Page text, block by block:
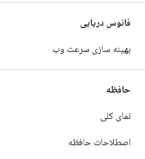
فانوس دریایی
بهینه سازی سرعت وب
حافظه
نمای کلی
اصطلاحات حافظه